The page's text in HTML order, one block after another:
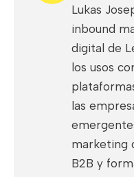
Lukas
inbound
digital de
los usos
las
marketing
B2B y